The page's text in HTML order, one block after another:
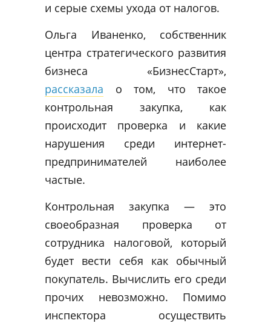
и серые схемы ухода от налогов.
Ольга Иваненко, собственник
центра стратегического развития
бизнеса «БизнесСтарт»,
рассказала о том, что такое
контрольная закупка, как
происходит проверка и какие
нарушения среди интернет-
предпринимателей наиболее
частые.
Контрольная закупка — это
своеобразная проверка от
сотрудника налоговой, который
будет вести себя как обычный
покупатель. Вычислить его среди
прочих невозможно. Помимо
инспектора осуществить